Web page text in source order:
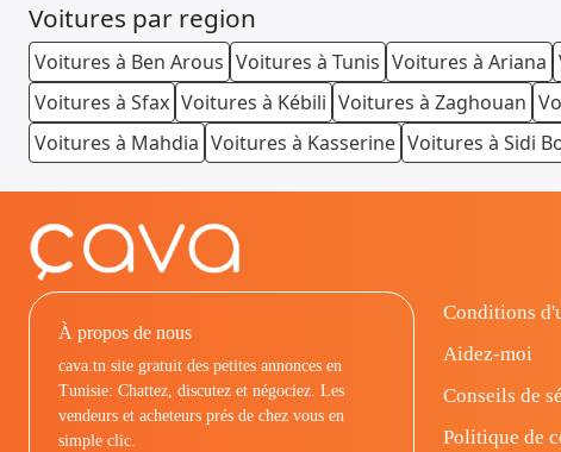
Voitures par region
Voitures à Ben Arous Voitures à Tunis Voitures à Ariana
Voitures à Sfax Voitures à Kébili Voitures à Zaghouan
Voitures à Mahdia Voitures à Kasserine Voitures à Sidi
À propos de nous
cava.tn site gratuit des petites annonces en
Tunisie: Chattez, discutez et négociez. Les
vendeurs et acheteurs prés de chez vous en
simple clic.
Conditions
Aidez-moi
Conseils de
Politique de